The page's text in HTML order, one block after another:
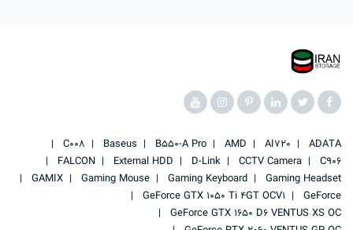
ADATA
AI720
AMD
B550-A Pro
Baseus
C008
C906
CCTV Camera
D-Link
External HDD
FALCON
Gaming Headset
Gaming Keyboard
Gaming Mouse
GAMIX
GeForce
GeForce GTX 1050 Ti 4GT OCV1
GeForce GTX 1650 D6 VENTUS XS OC